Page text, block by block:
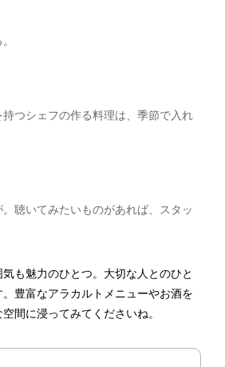
つシェフの作る料理は、季節で入れ
聴いてみたいものがあれば、スタッ
も魅力のひとつ。大切な人とのひと
豊富なアラカルトメニューやお酒を
間に浸ってみてくださいね。